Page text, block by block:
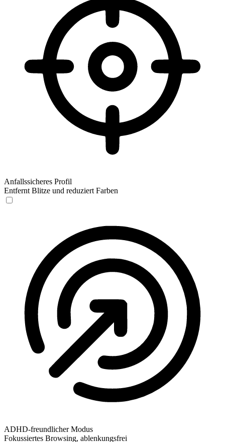
Anfallssicheres Profil
Entfernt Blitze und reduziert Farben
ADHD-freundlicher Modus
Fokussiertes Browsing, ablenkungsfrei